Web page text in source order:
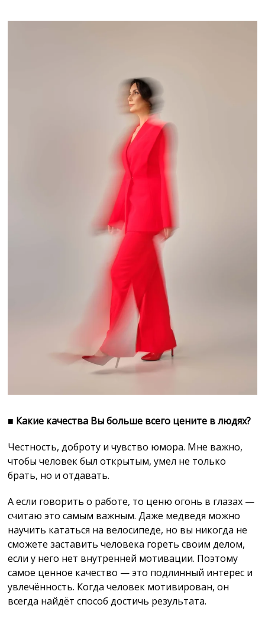
■ Какие качества Вы больше всего цените в людях?
Честность, доброту и чувство юмора. Мне важно,
чтобы человек был открытым, умел не только
брать, но и отдавать.
А если говорить о работе, то ценю огонь в глазах —
считаю это самым важным. Даже медведя можно
научить кататься на велосипеде, но вы никогда не
сможете заставить человека гореть своим делом,
если у него нет внутренней мотивации. Поэтому
самое ценное качество — это подлинный интерес и
увлечённость. Когда человек мотивирован, он
всегда найдёт способ достичь результата.